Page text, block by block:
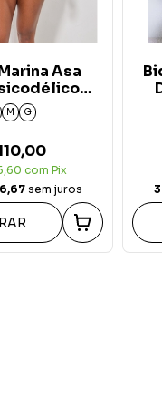
Asa
M G
com Pix
sem juros
3